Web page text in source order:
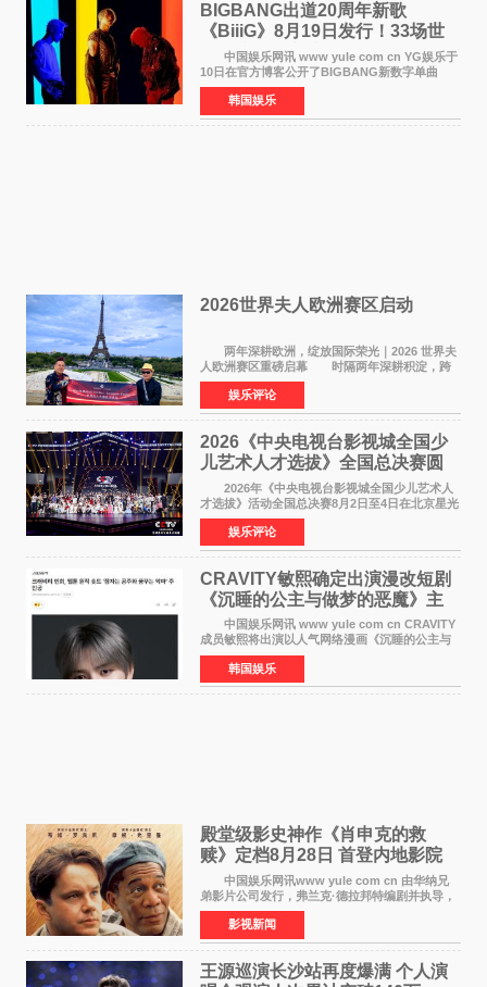
BIGBANG出道20周年新歌
《BiiiG》8月19日发行！33场世
界巡演同步启航
中国娱乐网讯 www yule com cn YG娱乐于
10日在官方博客公开了BIGBANG新数字单曲
《BiiiG》的海报，宣布新歌将于8月19日——组
合出道20周年纪念日正式发行。歌名取自意为"巨
大""宏大"的"BIG"
韩国娱乐
2026世界夫人欧洲赛区启动
两年深耕欧洲，绽放国际荣光｜2026 世界夫
人欧洲赛区重磅启幕 时隔两年深耕积淀，跨
越多国文化游学！伴随着国际影响力持续攀升，
2026 世界夫人欧洲赛区正式全面启动。本次赛区
落地，是世
娱乐评论
2026《中央电视台影视城全国少
儿艺术人才选拔》全国总决赛圆
满落幕
2026年《中央电视台影视城全国少儿艺术人
才选拔》活动全国总决赛8月2日至4日在北京星光
影视园成功举办！ 活动于8月2日迎来全国总
决赛的盛大开幕。一年一度的该项活动依然延续
着经典的四大板
娱乐评论
CRAVITY敏熙确定出演漫改短剧
《沉睡的公主与做梦的恶魔》主
人公
中国娱乐网讯 www yule com cn CRAVITY
成员敏熙将出演以人气网络漫画《沉睡的公主与
做梦的恶魔》为原作的短剧，担任主人公。
该短剧讲述了一直照顾陷入沉睡状态女友的吴
敏，在夜空中看
韩国娱乐
殿堂级影史神作《肖申克的救
赎》定档8月28日 首登内地影院
中国娱乐网讯www yule com cn 由华纳兄
弟影片公司发行，弗兰克·德拉邦特编剧并执导，
蒂姆·罗宾斯、摩根·弗里曼主演的影史传世经典
《肖申克的救赎》（The Shawshank
Redemption）今日发布
影视新闻
王源巡演长沙站再度爆满 个人演